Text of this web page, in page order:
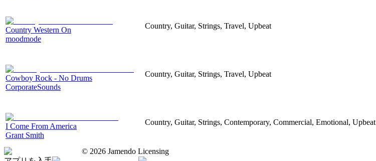
Country Western On
moodmode
Country, Guitar, Strings, Travel, Upbeat
Cowboy Rock - No Drums
CorporateSounds
Country, Guitar, Strings, Travel, Upbeat
I Come From America
Grant Smith
Country, Guitar, Strings, Contemporary, Commercial, Emotional, Upbeat
© 2026 Jamendo Licensing